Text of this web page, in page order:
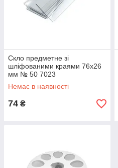
Скло предметне зі
шліфованими краями 76х26
мм № 50 7023
Немає в наявності
74 ₴